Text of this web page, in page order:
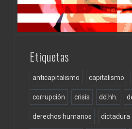
Etiquetas
anticapitalismo capitalismo
corrupción crisis dd.hh.
derechos humanos dictadura